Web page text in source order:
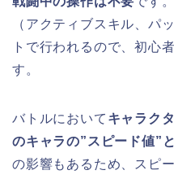
（アクティブスキル、パ
トで行われるので、初心
す。
バトルにおいて キャラク
のキャラの”スピード値”
の影響もあるため、スピ